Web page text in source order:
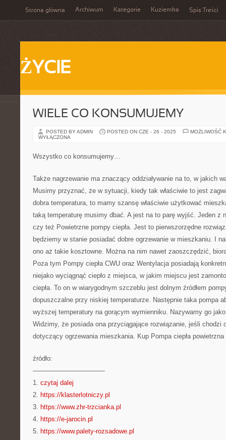
Strona główna Archiwum Kategorie Kuziemka Spis Treści
ŻYCIE
WIELE CO KONSUMUJEMY…
POSTED BY ADMIN POSTED ON CZE - 26 - 2025
MOŻLIWOŚĆ
WYŁĄCZONA
Wszystko co konsumujemy…
Także nagrzewanie ma znaczący oddziaływanie na to, w jakich
Musimy przyznać, że w sytuacji, kiedy tak właściwie to jest
dobra temperatura, to mamy szansę właściwie użytkować
taką temperaturę musimy dbać. A jest na to parę wyjść. Jeden z
czy też Powietrzne pompy ciepła. Jest to pierwszorzędne
będziemy w stanie posiadać dobre ogrzewanie w mieszkaniu. I
ono aż takie kosztowne. Można na nim nawet zaoszczędzić,
Poza tym Pompy ciepła CWU oraz Wentylacja posiadają
niejako wyciągnąć ciepło z miejsca, w jakim miejscu jest
ciepła. To on w wiarygodnym szczeblu jest dolnym źródłem
dopuszczalne przy niskiej temperaturze. Następnie taka pompa
wyższej temperatury na gorącym wymienniku. Nazywamy go jako
Widzimy, że posiada ona przyciągające rozwiązanie, jeśli chodzi
dotyczący ogrzewania mieszkania. Kup Pompa ciepła
źródło:
———————————
1. czytaj dalej
2. https://klasterlotniczy.pl
3. https://www.zhr-trzcianka.pl
4. https://e-jarocin.pl
5. https://www.palety-rozsadowe.pl